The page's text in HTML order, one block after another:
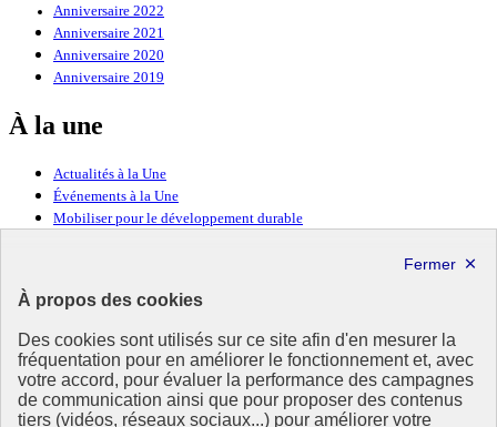
À propos des cookies
Des cookies sont utilisés sur ce site afin d'en mesurer la
fréquentation pour en améliorer le fonctionnement et, avec
votre accord, pour évaluer la performance des campagnes
de communication ainsi que pour proposer des contenus
tiers (vidéos, réseaux sociaux...) pour améliorer votre
Anniversaire 2022
Anniversaire 2021
Anniversaire 2020
Anniversaire 2019
À la une
Actualités à la Une
Événements à la Une
Mobiliser pour le développement durable
Ressources
Ressources
La Méth’ODD
Gouvernement